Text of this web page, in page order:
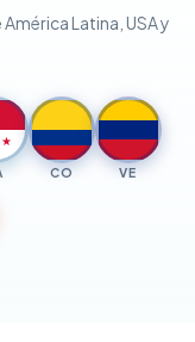
Latina, USA y
★
CO VE